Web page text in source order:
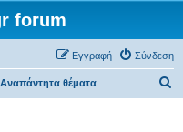
forum
Σύνδεση
Εγγραφή
Αναπάντητα θέματα